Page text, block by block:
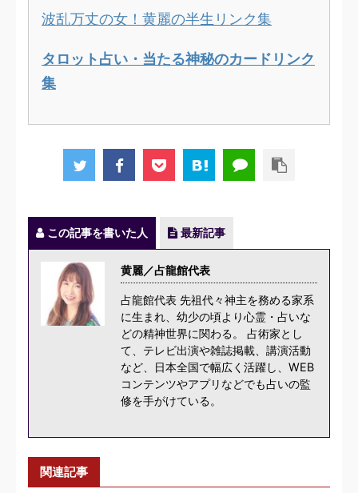
波乱万丈の女！黄麗の半生リンク集
タロット占い・当たる神秘のカードリンク
集
この記事を書いた人 最新記事
黄麗／占龍館代表
占龍館代表 先祖代々神主を務める家系
に生まれ、幼少の頃より心霊・占いな
どの精神世界に関わる。 占術家とし
て、テレビ出演や雑誌掲載、講演活動
など、日本全国で幅広く活躍し、WEB
コンテンツやアプリなどでも占いの監
修を手がけている。
関連記事